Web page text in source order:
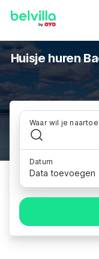
Huisje huren
Waar wil je
Datum
Data toevoegen